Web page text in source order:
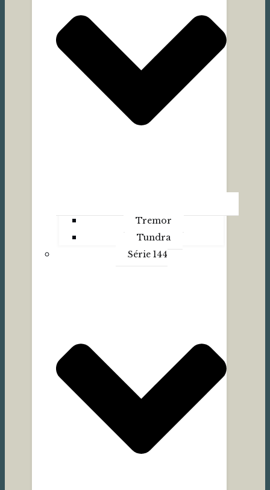
Tremor
Tundra
Série 144